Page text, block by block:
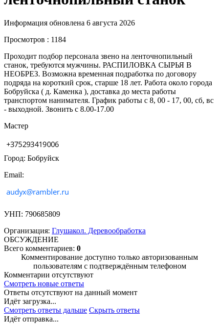
Информация обновлена 6 августа 2026
Просмотров : 1184
Проходит подбор персонала звено на ленточнопильный
станок, требуются мужчины. РАСПИЛОВКА СЫРЬЯ В
НЕОБРЕЗ. Возможна временная подработка по договору
подряда на короткий срок, старше 18 лет. Работа около города
Бобруйска ( д. Каменка ), доставка до места работы
транспортом нанимателя. График работы с 8, 00 - 17, 00, сб, вс
- выходной. Звонить с 8.00-17.00
Мастер
Город: Бобруйск
Email:
УНП: 790685809
Организация: Глушакол. Деревообработка
ОБСУЖДЕНИЕ
Всего комментариев: 0
Комментирование доступно только авторизованным
пользователям с подтверждённым телефоном
Комментарии отсутствуют
Смотреть новые ответы
Ответы отсутствуют на данный момент
Идёт загрузка...
Смотреть ответы дальше Скрыть ответы
Идёт отправка...